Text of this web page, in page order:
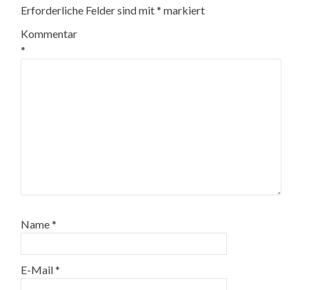
Erforderliche Felder sind mit* markiert
Kommentar
*
Name*
E-Mail*